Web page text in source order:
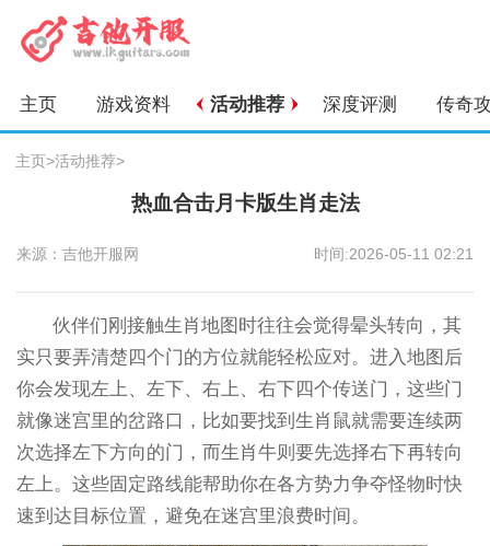
主页 游戏资料 活动推荐 深度评测 传奇
主页>活动推荐>
热血合击月卡版生肖走法
来源：吉他开服网 时间:2026-05-11 02:21
伙伴们刚接触生肖地图时往往会觉得晕头转向，其
实只要弄清楚四个门的方位就能轻松应对。进入地图后
你会发现左上、左下、右上、右下四个传送门，这些门
就像迷宫里的岔路口，比如要找到生肖鼠就需要连续两
次选择左下方向的门，而生肖牛则要先选择右下再转向
左上。这些固定路线能帮助你在各方势力争夺怪物时快
速到达目标位置，避免在迷宫里浪费时间。